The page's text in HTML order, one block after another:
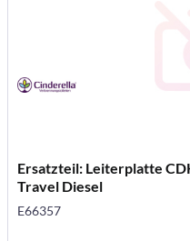
Ersatzteil: Leiterplatte
Travel Diesel
E66357